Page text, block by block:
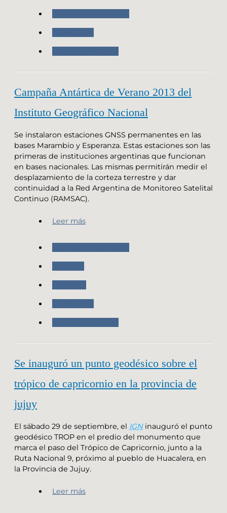
Campaña Antártica de Verano 2013 del
Instituto Geográfico Nacional
Se instalaron estaciones GNSS permanentes en las
bases Marambio y Esperanza. Estas estaciones son las
primeras de instituciones argentinas que funcionan
en bases nacionales. Las mismas permitirán medir el
desplazamiento de la corteza terrestre y dar
continuidad a la Red Argentina de Monitoreo Satelital
Continuo (RAMSAC).
Leer más
Se inauguró un punto geodésico sobre el
trópico de capricornio en la provincia de
jujuy
El sábado 29 de septiembre, el IGNinauguró el punto
geodésico TROP en el predio del monumento que
marca el paso del Trópico de Capricornio, junto a la
Ruta Nacional 9, próximo al pueblo de Huacalera, en
la Provincia de Jujuy.
Leer más